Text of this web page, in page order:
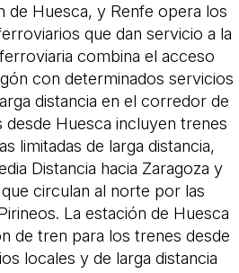
de Huesca, y Renfe opera los
que dan servicio a la
combina el acceso
con determinados servicios
distancia en el corredor de
desde Huesca incluyen trenes
limitadas de larga distancia,
Distancia hacia Zaragoza y
circulan al norte por las
La estación de Huesca
de tren para los trenes desde
locales y de larga distancia